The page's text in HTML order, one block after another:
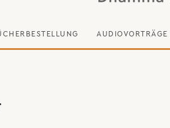
AUDIOVORTRÄGE